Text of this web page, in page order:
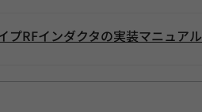
プRFインダクタの実装マニュアル